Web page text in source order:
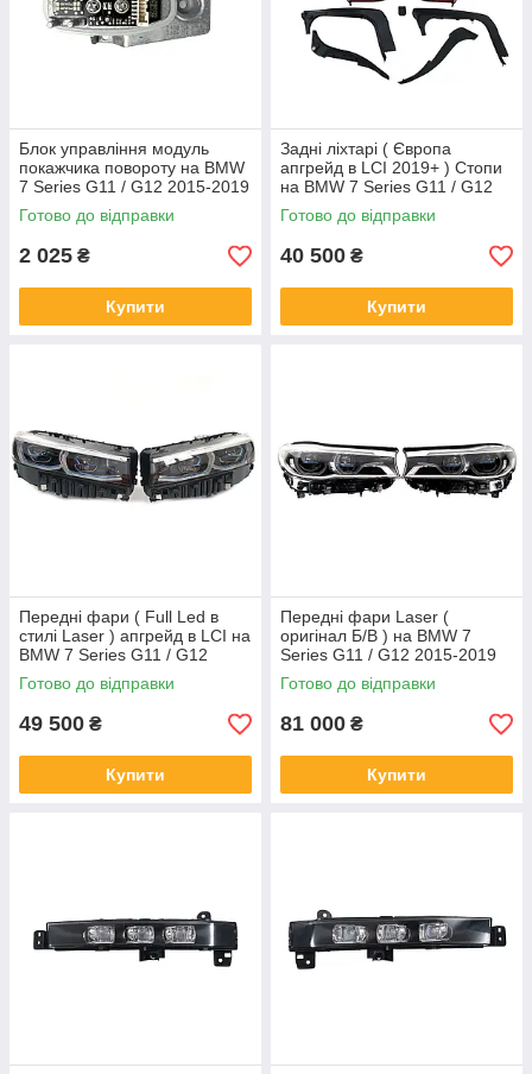
Блок управління модуль
покажчика повороту на BMW
7 Series G11 / G12 2015-2019
року
Готово до відправки
2 025 ₴
Купити
Задні ліхтарі ( Європа
апгрейд в LCI 2019+ ) Стопи
на BMW 7 Series G11 / G12
2015-2019 року
Готово до відправки
40 500 ₴
Купити
Передні фари ( Full Led в
стилі Laser ) апгрейд в LCI на
BMW 7 Series G11 / G12
2015-2019 року
Готово до відправки
49 500 ₴
Купити
Передні фари Laser (
оригінал Б/В ) на BMW 7
Series G11 / G12 2015-2019
року
Готово до відправки
81 000 ₴
Купити